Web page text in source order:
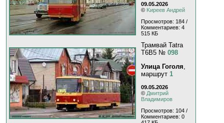
09.05.2026
© Kиpeeв Aндpeй
Просмотров: 184 /
Комментариев: 4
515 КБ
Трамвай Tatra
T6B5 № 098
Улица Гоголя,
маршрут 1
09.05.2026
© Дмитрий
Владимиров
Просмотров: 104 /
Комментариев: 0